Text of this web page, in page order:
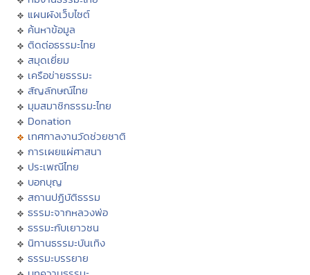
แผนผังเว็บไซต์
ค้นหาข้อมูล
ติดต่อธรรมะไทย
สมุดเยี่ยม
เครือข่ายธรรมะ
สัญลักษณ์ไทย
มุมสมาชิกธรรมะไทย
Donation
เทศกาลงานวัดช่วยชาติ
การเผยแผ่ศาสนา
ประเพณีไทย
บอกบุญ
สถานปฏิบัติธรรม
ธรรมะจากหลวงพ่อ
ธรรมะกับเยาวชน
นิทานธรรมะบันเทิง
ธรรมะบรรยาย